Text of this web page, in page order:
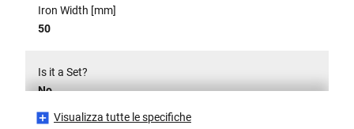
Iron Width [mm]
50
Is it a Set?
No
Visualizza tutte le specifiche